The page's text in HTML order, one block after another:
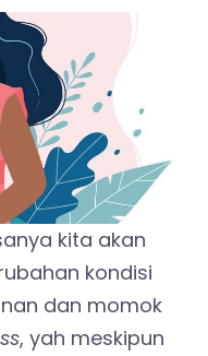
kita akan
kondisi
dan momok
, yah meskipun